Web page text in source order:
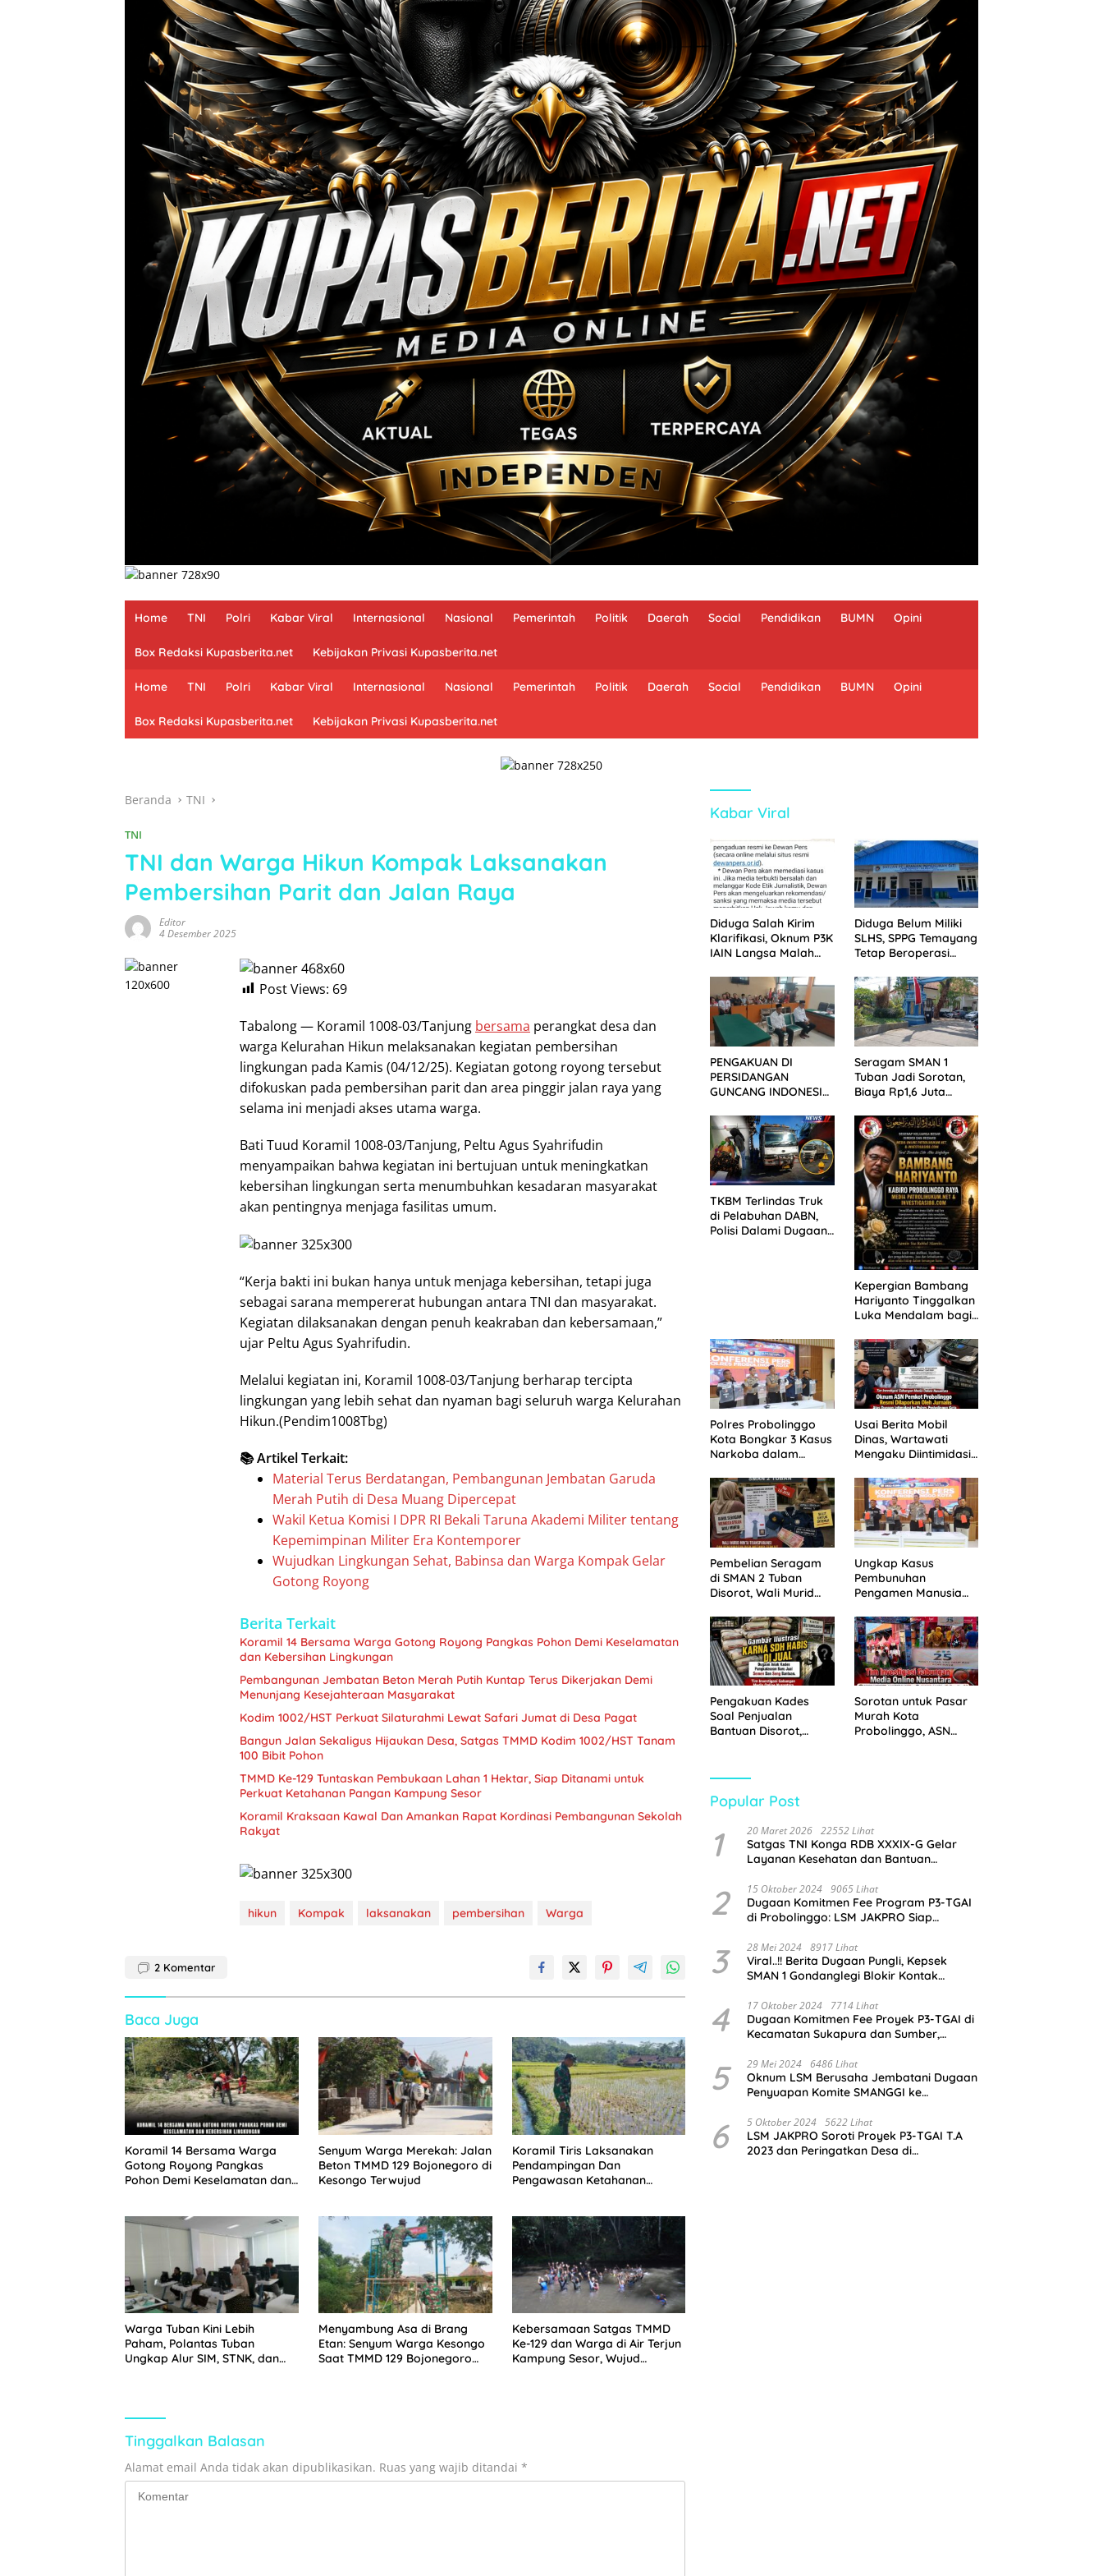
Home TNI Polri Kabar Viral Internasional Nasional Pemerintah Politik Daerah Social Pendidikan BUMN Opini
Box Redaksi Kupasberita.net Kebijakan Privasi Kupasberita.net
Home TNI Polri Kabar Viral Internasional Nasional Pemerintah Politik Daerah Social Pendidikan BUMN Opini
Box Redaksi Kupasberita.net Kebijakan Privasi Kupasberita.net
Beranda TNI
TNI
TNI dan Warga Hikun Kompak Laksanakan
Pembersihan Parit dan Jalan Raya
Editor
4 Desember 2025
Post Views: 69
Tabalong — Koramil 1008-03/Tanjung bersama perangkat desa dan
warga Kelurahan Hikun melaksanakan kegiatan pembersihan
lingkungan pada Kamis (04/12/25). Kegiatan gotong royong tersebut
difokuskan pada pembersihan parit dan area pinggir jalan raya yang
selama ini menjadi akses utama warga.
Bati Tuud Koramil 1008-03/Tanjung, Peltu Agus Syahrifudin
menyampaikan bahwa kegiatan ini bertujuan untuk meningkatkan
kebersihan lingkungan serta menumbuhkan kesadaran masyarakat
akan pentingnya menjaga fasilitas umum.
“Kerja bakti ini bukan hanya untuk menjaga kebersihan, tetapi juga
sebagai sarana mempererat hubungan antara TNI dan masyarakat.
Kegiatan dilaksanakan dengan penuh keakraban dan kebersamaan,”
ujar Peltu Agus Syahrifudin.
Melalui kegiatan ini, Koramil 1008-03/Tanjung berharap tercipta
lingkungan yang lebih sehat dan nyaman bagi seluruh warga Kelurahan
Hikun.(Pendim1008Tbg)
📚 Artikel Terkait:
Material Terus Berdatangan, Pembangunan Jembatan Garuda
Merah Putih di Desa Muang Dipercepat
Wakil Ketua Komisi I DPR RI Bekali Taruna Akademi Militer tentang
Kepemimpinan Militer Era Kontemporer
Wujudkan Lingkungan Sehat, Babinsa dan Warga Kompak Gelar
Gotong Royong
Berita Terkait
Koramil 14 Bersama Warga Gotong Royong Pangkas Pohon Demi Keselamatan
dan Kebersihan Lingkungan
Pembangunan Jembatan Beton Merah Putih Kuntap Terus Dikerjakan Demi
Menunjang Kesejahteraan Masyarakat
Kodim 1002/HST Perkuat Silaturahmi Lewat Safari Jumat di Desa Pagat
Bangun Jalan Sekaligus Hijaukan Desa, Satgas TMMD Kodim 1002/HST Tanam
100 Bibit Pohon
TMMD Ke-129 Tuntaskan Pembukaan Lahan 1 Hektar, Siap Ditanami untuk
Perkuat Ketahanan Pangan Kampung Sesor
Koramil Kraksaan Kawal Dan Amankan Rapat Kordinasi Pembangunan Sekolah
Rakyat
hikun Kompak laksanakan pembersihan Warga
2 Komentar
Baca Juga
Koramil 14 Bersama Warga
Gotong Royong Pangkas
Pohon Demi Keselamatan dan
Senyum Warga Merekah: Jalan
Beton TMMD 129 Bojonegoro di
Kesongo Terwujud
Koramil Tiris Laksanakan
Pendampingan Dan
Pengawasan Ketahanan
Warga Tuban Kini Lebih
Paham, Polantas Tuban
Ungkap Alur SIM, STNK, dan
Menyambung Asa di Brang
Etan: Senyum Warga Kesongo
Saat TMMD 129 Bojonegoro
Kebersamaan Satgas TMMD
Ke-129 dan Warga di Air Terjun
Kampung Sesor, Wujud
Tinggalkan Balasan
Alamat email Anda tidak akan dipublikasikan. Ruas yang wajib ditandai *
Kabar Viral
Diduga Salah Kirim
Klarifikasi, Oknum P3K
IAIN Langsa Malah
Dewan Pers
Diduga Belum Miliki
SLHS, SPPG Temayang
Tetap Beroperasi
PENGAKUAN DI
PERSIDANGAN
GUNCANG INDONESIA!
DITUNDA, KELUARGA
KORBAN MENGAMUK
DI PN MALANG
Seragam SMAN 1
Tuban Jadi Sorotan,
Biaya Rp1,6 Juta
SPMB 2026
TKBM Terlindas Truk
di Pelabuhan DABN,
Polisi Dalami Dugaan
Kepergian Bambang
Hariyanto Tinggalkan
Luka Mendalam bagi
Patrolihukum.net
Polres Probolinggo
Kota Bongkar 3 Kasus
Narkoba dalam
Sabu Disita
Usai Berita Mobil
Dinas, Wartawati
Mengaku Diintimidasi
Pemkot Probolinggo
dan Tempuh Jalur
Hukum
Pembelian Seragam
di SMAN 2 Tuban
Disorot, Wali Murid
Rp1,6 Juta
Ungkap Kasus
Pembunuhan
Pengamen Manusia
Probolinggo Kota
Tangkap Dua Pelaku
Pengakuan Kades
Soal Penjualan
Bantuan Disorot,
Sorotan untuk Pasar
Murah Kota
Probolinggo, ASN
Popular Post
1 20 Maret 2026 22552 Lihat
Satgas TNI Konga RDB XXXIX-G Gelar
Layanan Kesehatan dan Bantuan
2 15 Oktober 2024 9065 Lihat
Dugaan Komitmen Fee Program P3-TGAI
di Probolinggo: LSM JAKPRO Siap
3 28 Mei 2024 8917 Lihat
Viral..!! Berita Dugaan Pungli, Kepsek
SMAN 1 Gondanglegi Blokir Kontak
4 17 Oktober 2024 7714 Lihat
Dugaan Komitmen Fee Proyek P3-TGAI di
Kecamatan Sukapura dan Sumber,
Sikap
5 29 Mei 2024 6486 Lihat
Oknum LSM Berusaha Jembatani Dugaan
Penyuapan Komite SMANGGI ke
Juta
6 5 Oktober 2024 5622 Lihat
LSM JAKPRO Soroti Proyek P3-TGAI T.A
2023 dan Peringatkan Desa di